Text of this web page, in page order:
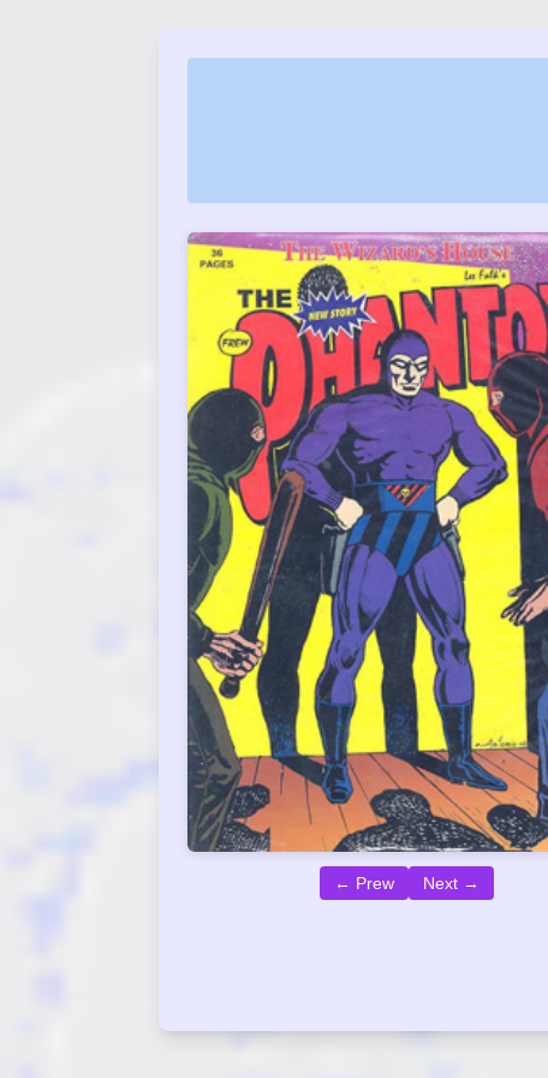
← Prew Next →